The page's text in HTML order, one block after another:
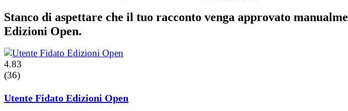
Stanco di aspettare che il tuo racconto venga approvato
Edizioni Open.
4.83
(36)
Utente Fidato Edizioni Open